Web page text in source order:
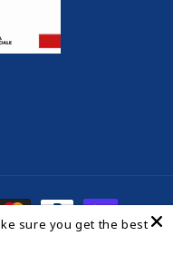
sure you get the best